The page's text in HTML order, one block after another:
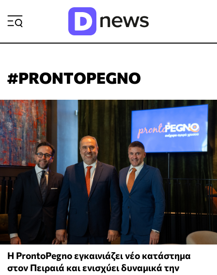
#PRONTOPEGNO
Η ProntoPegno εγκαινιάζει νέο κατάστημα
στον Πειραιά και ενισχύει δυναμικά την